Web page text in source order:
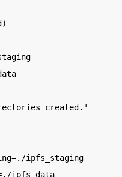
created.'
ipfs_staging
ipfs_data